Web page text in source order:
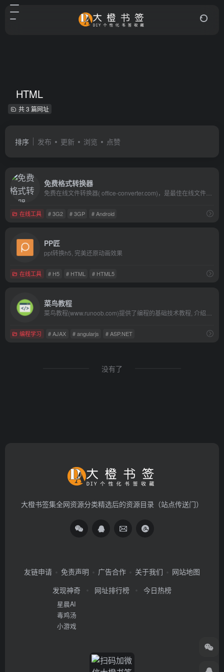
HTML
共 3 篇网址
排序 发布 更新 浏览 点赞
免费格式转换器
在线工具 # 3G2 # 3GP # Android
PP匠
ppt转换h5, 完美还原动画效果
在线工具 # H5 # HTML # HTML5
菜鸟教程
编程学习 # AJAX # angularjs # ASP.NET
没有了
大橙书签集全网资源分类精选后的资源目录（站点传送门）
友链申请 免责声明 广告合作 关于我们
网站地图
发现神奇
星晨AI
毒鸡汤
小游戏
网址排行榜 今日热榜